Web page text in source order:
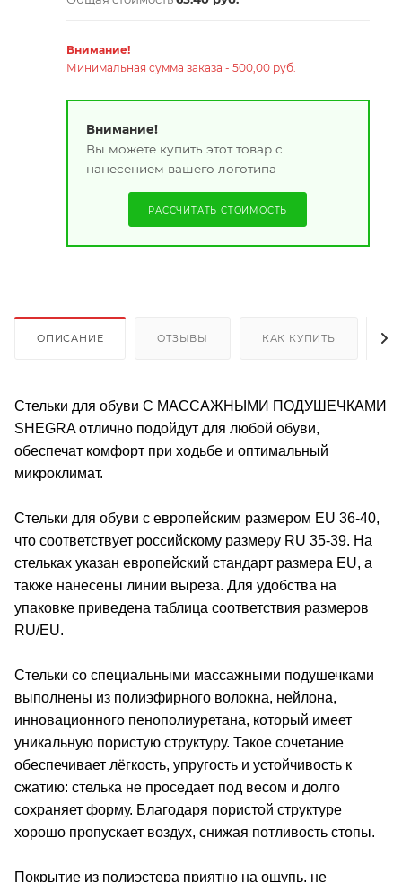
Внимание!
Минимальная сумма заказа - 500,00 руб.
Внимание!
Вы можете купить этот товар с
нанесением вашего логотипа
РАССЧИТАТЬ СТОИМОСТЬ
ОПИСАНИЕ ОТЗЫВЫ КАК КУПИТЬ
Стельки для обуви С МАССАЖНЫМИ ПОДУШЕЧКАМИ
SHEGRA отлично подойдут для любой обуви,
обеспечат комфорт при ходьбе и оптимальный
микроклимат.
Стельки для обуви с европейским размером EU 36-40,
что соответствует российскому размеру RU 35-39. На
стельках указан европейский стандарт размера EU, а
также нанесены линии выреза. Для удобства на
упаковке приведена таблица соответствия размеров
RU/EU.
Стельки со специальными массажными подушечками
выполнены из полиэфирного волокна, нейлона,
инновационного пенополиуретана, который имеет
уникальную пористую структуру. Такое сочетание
обеспечивает лёгкость, упругость и устойчивость к
сжатию: стелька не проседает под весом и долго
сохраняет форму. Благодаря пористой структуре
хорошо пропускает воздух, снижая потливость стопы.
Покрытие из полиэстера приятно на ощупь, не